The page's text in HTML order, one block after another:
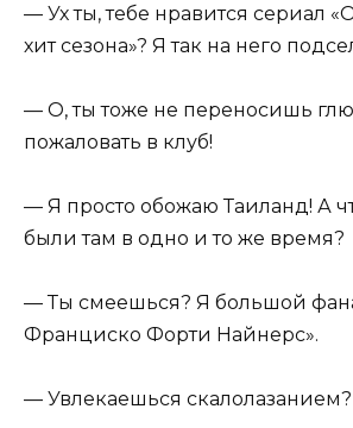
— Ух ты, тебе нравится сериал
хит сезона»? Я так на него
— О, ты тоже не переносишь
пожаловать в клуб!
— Я просто обожаю Таиланд! А
были там в одно и то же время?
— Ты смеешься? Я большой
Франциско Форти Найнерс».
— Увлекаешься скалолазанием?